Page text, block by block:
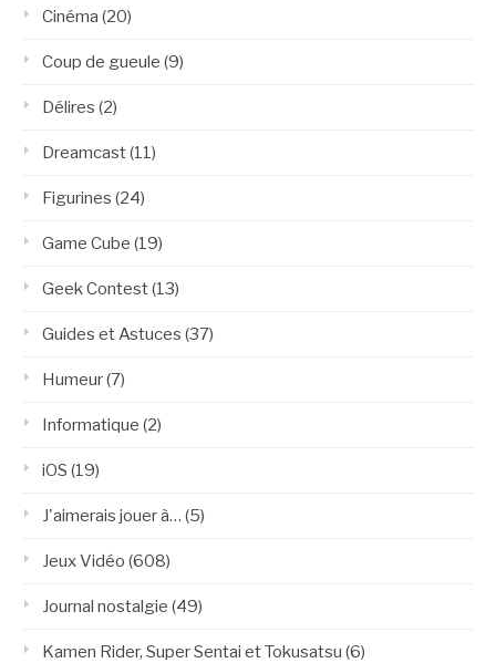
Cinéma (20)
Coup de gueule (9)
Délires (2)
Dreamcast(11)
Figurines (24)
Game Cube (19)
Geek Contest(13)
Guides et Astuces (37)
Humeur(7)
Informatique (2)
iOS (19)
J'aimerais jouer à… (5)
Jeux Vidéo (608)
Journal nostalgie (49)
Kamen Rider, Super Sentai et Tokusatsu (6)